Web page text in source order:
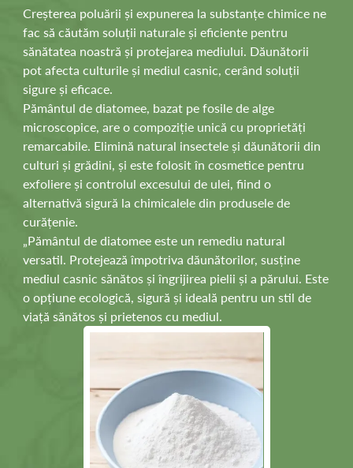
Creșterea poluării și expunerea la substanțe chimice ne
fac să căutăm soluții naturale și eficiente pentru
sănătatea noastră și protejarea mediului. Dăunătorii
pot afecta culturile și mediul casnic, cerând soluții
sigure și eficace.
Pământul de diatomee, bazat pe fosile de alge
microscopice, are o compoziție unică cu proprietăți
remarcabile. Elimină natural insectele și dăunătorii din
culturi și grădini, și este folosit în cosmetice pentru
exfoliere și controlul excesului de ulei, fiind o
alternativă sigură la chimicalele din produsele de
curățenie.
„Pământul de diatomee este un remediu natural
versatil. Protejează împotriva dăunătorilor, susține
mediul casnic sănătos și îngrijirea pielii și a părului. Este
o opțiune ecologică, sigură și ideală pentru un stil de
viață sănătos și prietenos cu mediul.